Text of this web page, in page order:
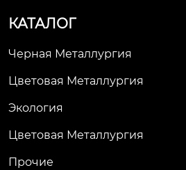
КАТАЛОГ
Черная Металлургия
Цветовая Металлургия
Экология
Цветовая Металлургия
Прочие